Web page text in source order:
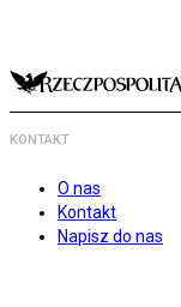
KONTAKT
O nas
Kontakt
Napisz do nas